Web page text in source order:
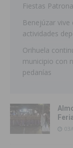
Fiestas
Benejúzar
actividades
Orihuela
municipio con
pedanías